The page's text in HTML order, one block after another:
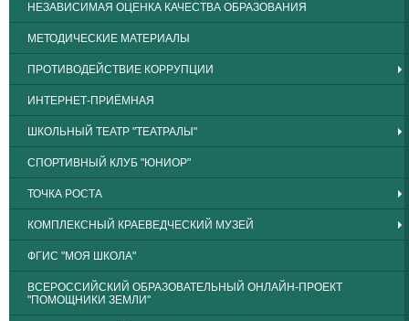
НЕЗАВИСИМАЯ ОЦЕНКА КАЧЕСТВА ОБРАЗОВАНИЯ
МЕТОДИЧЕСКИЕ МАТЕРИАЛЫ
ПРОТИВОДЕЙСТВИЕ КОРРУПЦИИ
ИНТЕРНЕТ-ПРИЁМНАЯ
ШКОЛЬНЫЙ ТЕАТР "ТЕАТРАЛЫ"
СПОРТИВНЫЙ КЛУБ "ЮНИОР"
ТОЧКА РОСТА
КОМПЛЕКСНЫЙ КРАЕВЕДЧЕСКИЙ МУЗЕЙ
ФГИС "МОЯ ШКОЛА"
ВСЕРОССИЙСКИЙ ОБРАЗОВАТЕЛЬНЫЙ ОНЛАЙН-ПРОЕКТ
"ПОМОЩНИКИ ЗЕМЛИ"